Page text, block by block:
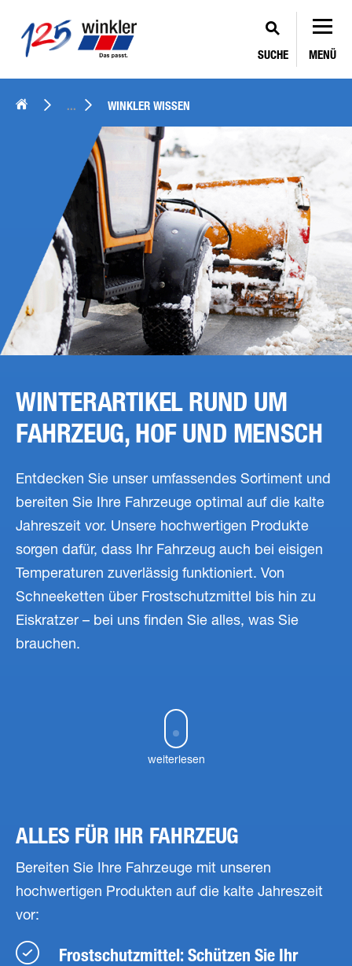
SUCHE MENÜ
... WINKLER WISSEN
WINTERARTIKEL RUND UM
FAHRZEUG, HOF UND MENSCH
Entdecken Sie unser umfassendes Sortiment und
bereiten Sie Ihre Fahrzeuge optimal auf die kalte
Jahreszeit vor. Unsere hochwertigen Produkte
sorgen dafür, dass Ihr Fahrzeug auch bei eisigen
Temperaturen zuverlässig funktioniert. Von
Schneeketten über Frostschutzmittel bis hin zu
Eiskratzer – bei uns finden Sie alles, was Sie
brauchen.
weiterlesen
ALLES FÜR IHR FAHRZEUG
Bereiten Sie Ihre Fahrzeuge mit unseren
hochwertigen Produkten auf die kalte Jahreszeit
vor:
Frostschutzmittel: Schützen Sie Ihr